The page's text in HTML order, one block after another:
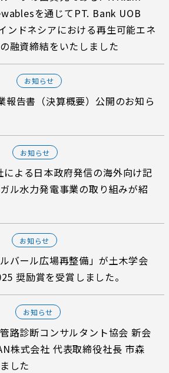
を通じてPT. Bank UOB
ンドネシアにおける再生可能エネ
融資締結をいたしました
お知らせ
報告書（決算概要）公開のお知ら
お知らせ
よる日本政府発信の海外向け記
ル水力発電事業の取り組みが紹
お知らせ
ルバール広場再整備」が土木学会
奨励賞を受賞しました。
お知らせ
路診断コンサルタント協会 新会
株式会社 代表取締役社長 市森
した